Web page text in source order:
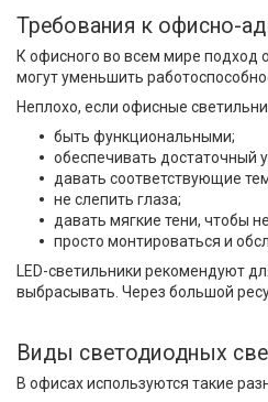
Требования к офисно-
К офисного во всем мире подход
могут уменьшить
Неплохо, если офисные
быть функциональными;
обеспечивать достаточный
давать соответствующие
не слепить глаза;
давать мягкие тени, чтобы
просто монтироваться и
LED-светильники рекомендуют
выбрасывать. Через большой
Виды светодиодных
В офисах используются такие